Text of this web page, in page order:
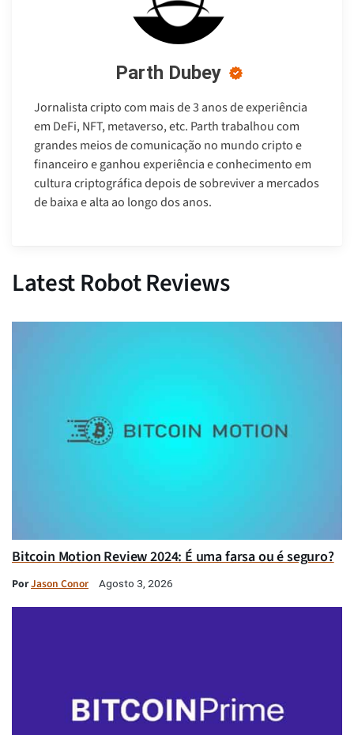
Parth Dubey
Jornalista cripto com mais de 3 anos de experiência
em DeFi, NFT, metaverso, etc. Parth trabalhou com
grandes meios de comunicação no mundo cripto e
financeiro e ganhou experiência e conhecimento em
cultura criptográfica depois de sobreviver a mercados
de baixa e alta ao longo dos anos.
Latest Robot Reviews
Bitcoin Motion Review 2024: É uma farsa ou é seguro?
PorJason Conor Agosto 3, 2026